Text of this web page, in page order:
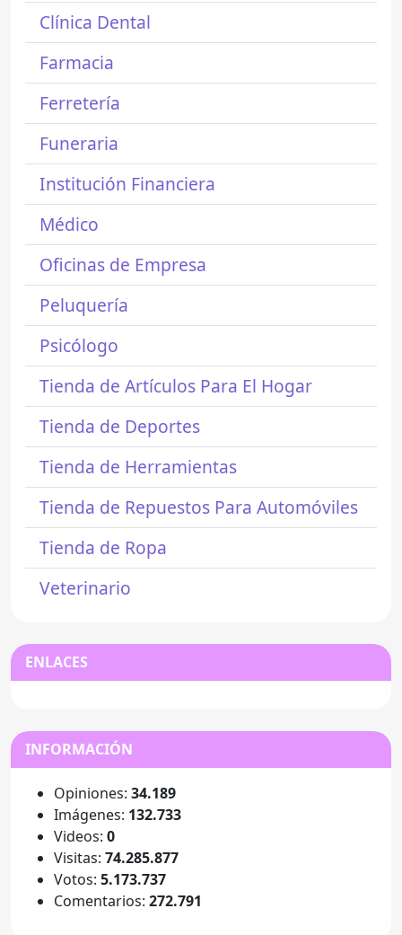
Clínica Dental
Farmacia
Ferretería
Funeraria
Institución Financiera
Médico
Oficinas de Empresa
Peluquería
Psicólogo
Tienda de Artículos Para El Hogar
Tienda de Deportes
Tienda de Herramientas
Tienda de Repuestos Para Automóviles
Tienda de Ropa
Veterinario
ENLACES
INFORMACIÓN
Opiniones: 34.189
Imágenes: 132.733
Videos: 0
Visitas: 74.285.877
Votos: 5.173.737
Comentarios: 272.791